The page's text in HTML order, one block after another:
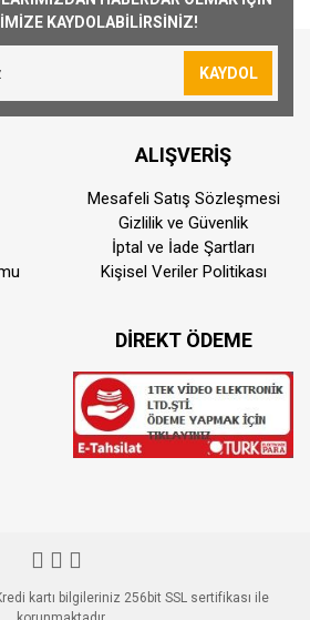
KAYDOLABİLİRSİNİZ!
KAYDOL
ALIŞVERİŞ
Mesafeli Satış Sözleşmesi
Gizlilik ve Güvenlik
İptal ve İade Şartları
Kişisel Veriler Politikası
DİREKT ÖDEME
kartı bilgileriniz 256bit SSL sertifikası ile